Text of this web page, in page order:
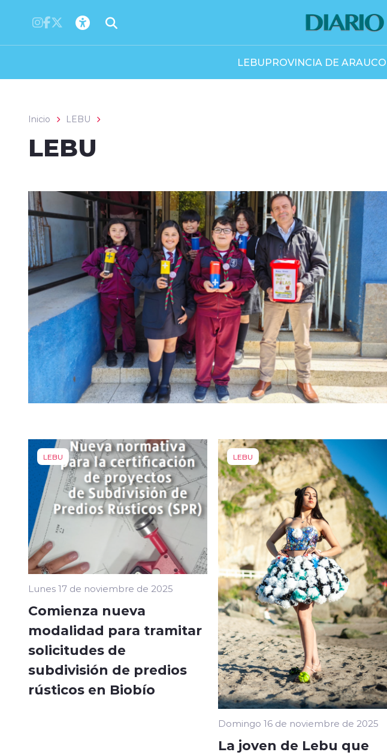
LEBUPROVINCIA DE ARAUCO
Inicio LEBU
LEBU
LEBU
Lunes 17 de noviembre de 2025
Comienza nueva
modalidad para tramitar
solicitudes de
subdivisión de predios
rústicos en Biobío
LEBU
Domingo 16 de noviembre de 2025
La joven de Lebu que